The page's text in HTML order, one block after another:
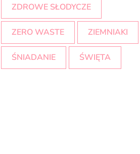
ZDROWE SŁODYCZE
ZERO WASTE ZIEMNIAKI
ŚNIADANIE ŚWIĘTA